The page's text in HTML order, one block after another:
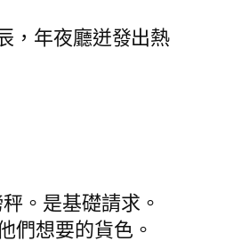
，年夜廳迸發出熱
。是基礎請求。
們想要的貨色。